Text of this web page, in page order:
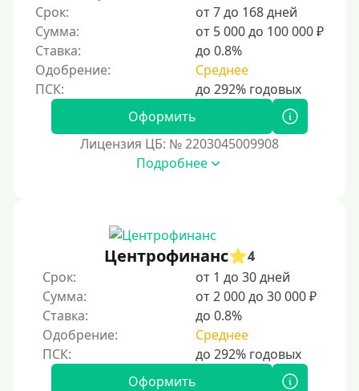
Срок:
от 7 до 168 дней
Сумма:
от 5 000 до 100 000 ₽
Ставка:
до 0.8%
Одобрение:
Среднее
Оформить
Лицензия ЦБ: № 2203045009908
Подробнее
Центрофинанс
4
Срок:
от 1 до 30 дней
Сумма:
от 2 000 до 30 000 ₽
Ставка:
до 0.8%
Одобрение:
Среднее
Оформить